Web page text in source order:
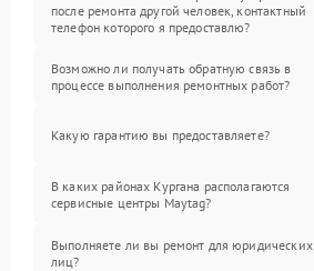
после ремонта другой человек, контактный
телефон которого я предоставлю?
Возможно ли получать обратную связь в
процессе выполнения ремонтных работ?
Какую гарантию вы предоставляете?
В каких районах Кургана располагаются
сервисные центры Maytag?
Выполняете ли вы ремонт для юридических
лиц?